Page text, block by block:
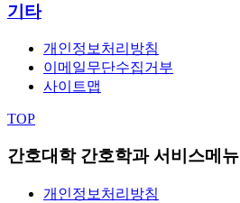
기타
개인정보처리방침
이메일무단수집거부
사이트맵
TOP
간호대학 간호학과 서비스메뉴
개인정보처리방침